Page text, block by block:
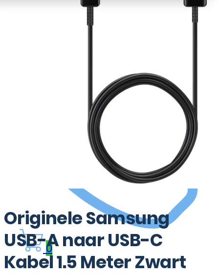
Plan reparatie
0
Originele Samsung
USB-A naar USB-C
Kabel 1.5 Meter Zwart